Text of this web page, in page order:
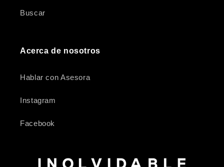
Buscar
Acerca de nosotros
Hablar con Asesora
Instagram
Facebook